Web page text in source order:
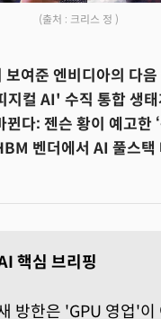
(출처 : 크리스 정 )
보여준 엔비디아의 다
지컬 AI' 수직 통합 생
다: 젠슨 황이 예고한
벤더에서 AI 풀스택
핵심 브리핑
방한은 'GPU 영업'이